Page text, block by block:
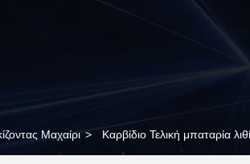
Μαχαίρι > Καρβίδιο Τελική μπαταρία